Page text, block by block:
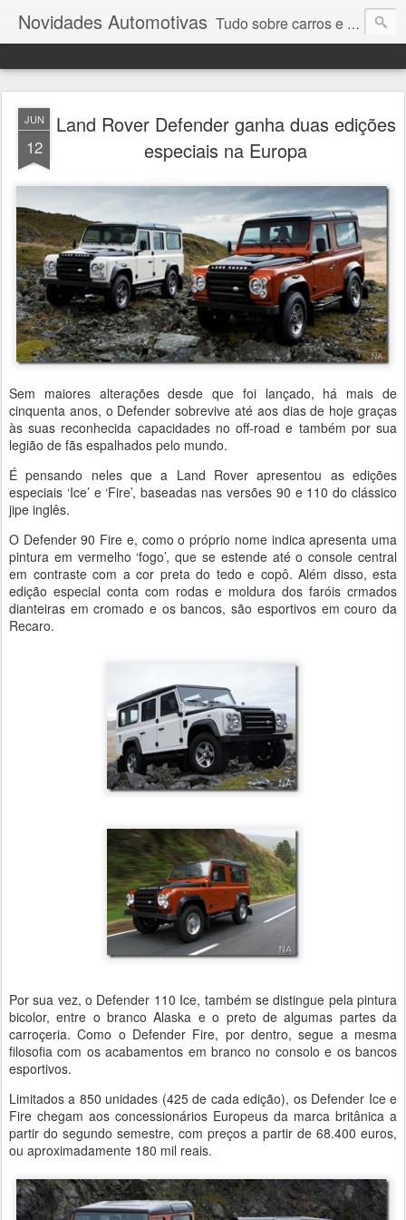
Novidades Automotivas Tudo sobre carros e motores
JUN
12
Land Rover Defender ganha duas edições
especiais na Europa
Sem maiores alterações desde que foi lançado, há mais de
cinquenta anos, o Defender sobrevive até aos dias de hoje graças
às suas reconhecida capacidades no off-road e também por sua
legião de fãs espalhados pelo mundo.
É pensando neles que a Land Rover apresentou as edições
especiais ‘Ice’ e ‘Fire’, baseadas nas versões 90 e 110 do clássico
jipe inglês.
O Defender 90 Fire e, como o próprio nome indica apresenta uma
pintura em vermelho ‘fogo’, que se estende até o console central
em contraste com a cor preta do tedo e copô. Além disso, esta
edição especial conta com rodas e moldura dos faróis crmados
dianteiras em cromado e os bancos, são esportivos em couro da
Recaro.
Por sua vez, o Defender 110 Ice, também se distingue pela pintura
bicolor, entre o branco Alaska e o preto de algumas partes da
carroçeria. Como o Defender Fire, por dentro, segue a mesma
filosofia com os acabamentos em branco no consolo e os bancos
esportivos.
Limitados a 850 unidades (425 de cada edição), os Defender Ice e
Fire chegam aos concessionários Europeus da marca britânica a
partir do segundo semestre, com preços a partir de 68.400 euros,
ou aproximadamente 180 mil reais.